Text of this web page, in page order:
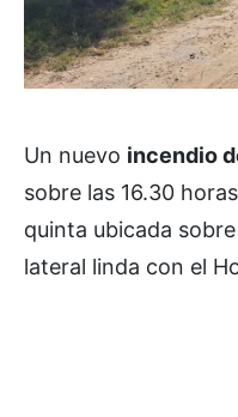
Un nuevo incendio
sobre las 16.30
quinta ubicada
lateral linda con el